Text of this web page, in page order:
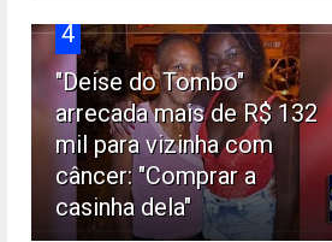
4
"Deise do Tombo"
arrecada mais de R$ 132
mil para vizinha com
câncer: "Comprar a
casinha dela"